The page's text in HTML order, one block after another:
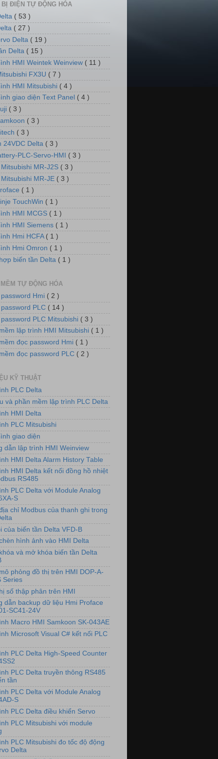
BỊ ĐIỆN TỰ ĐỘNG HÓA
( 53 )
( 27 )
Delta ( 19 )
Delta ( 15 )
HMI Weintek Weinview ( 11 )
FX3U ( 7 )
HMI Mitsubishi ( 4 )
giao diện Text Panel ( 4 )
( 3 )
( 3 )
( 3 )
24VDC Delta ( 3 )
PLC-Servo-HMI ( 3 )
MR-J2S ( 3 )
MR-JE ( 3 )
( 1 )
TouchWin ( 1 )
HMI MCGS ( 1 )
HMI Siemens ( 1 )
Hmi HCFA ( 1 )
Hmi Omron ( 1 )
biến tần Delta ( 1 )
MỀM TỰ ĐỘNG HÓA
Hmi ( 2 )
PLC ( 14 )
PLC Mitsubishi ( 3 )
lập trình HMI Mitsubishi ( 1 )
đọc password Hmi ( 1 )
đọc password PLC ( 2 )
KỸ THUẬT
PLC Delta
và phần mềm lập trình PLC Delta
HMI Delta
PLC Mitsubishi
giao diện
dẫn lập trình HMI Weinview
HMI Delta Alarm History Table
HMI Delta kết nối đồng hồ nhiệt
RS485
PLC Delta với Module Analog
S
chỉ Modbus của thanh ghi trong
của biến tần Delta VFD-B
hình ảnh vào HMI Delta
và mở khóa biến tần Delta
phỏng đồ thị trên HMI DOP-A-
Series
số thập phân trên HMI
dẫn backup dữ liệu Hmi Proface
SC41-24V
Macro HMI Samkoon SK-043AE
Microsoft Visual C# kết nối PLC
PLC Delta High-Speed Counter
PLC Delta truyền thông RS485
tần
PLC Delta với Module Analog
S
PLC Delta điều khiển Servo
PLC Mitsubishi với module
PLC Mitsubishi đo tốc độ động
Delta